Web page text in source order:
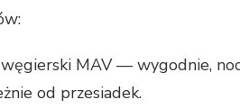
MAV — wygodnie,
od przesiadek.